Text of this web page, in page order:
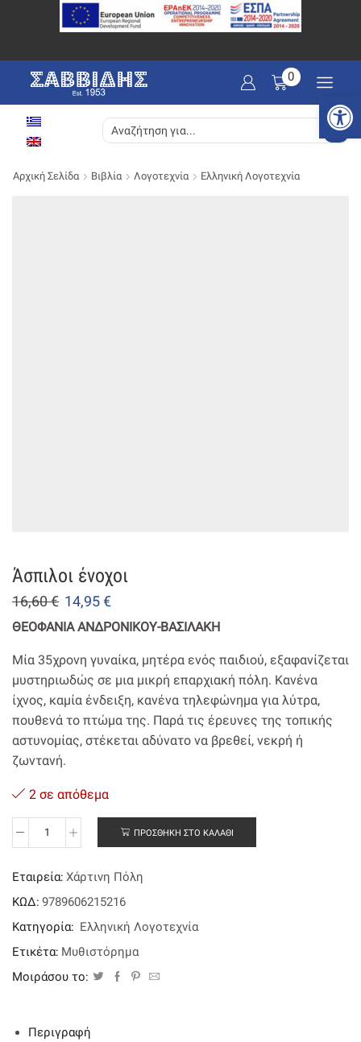
0
Αρχική Σελίδα Βιβλία Λογοτεχνία Ελληνική Λογοτεχνία
Άσπιλοι ένοχοι
16,60€ 14,95€
ΘΕΟΦΑΝΙΑ ΑΝΔΡΟΝΙΚΟΥ-ΒΑΣΙΛΑΚΗ
Μία 35χρονη γυναίκα, μητέρα ενός παιδιού, εξαφανίζεται
μυστηριωδώς σε μια μικρή επαρχιακή πόλη. Κανένα
ίχνος, καμία ένδειξη, κανένα τηλεφώνημα για λύτρα,
πουθενά το πτώμα της. Παρά τις έρευνες της τοπικής
αστυνομίας, στέκεται αδύνατο να βρεθεί, νεκρή ή
ζωντανή.
2 σε απόθεμα
Άσπιλοι
ΠΡΟΣΘΉΚΗ ΣΤΟ ΚΑΛΆΘΙ
Εταιρεία: Χάρτινη Πόλη
ΚΩΔ: 9789606215216
Κατηγορία: Ελληνική Λογοτεχνία
Ετικέτα: Μυθιστόρημα
Μοιράσου το:
Περιγραφή